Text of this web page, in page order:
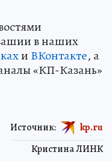
в наших
и ВКонтакте, а
«КП-Казань»
Кристина ЛИНК
Источник: kp.ru